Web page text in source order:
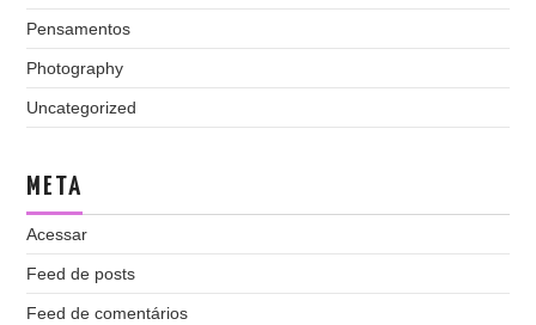
Pensamentos
Photography
Uncategorized
META
Acessar
Feed de posts
Feed de comentários